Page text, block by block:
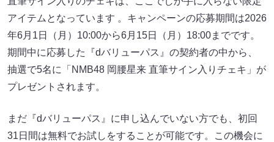
アイテムとなっています 。キャンペーンの応募期間は2026
年6月1日（月）10:00から6月15日（月）18:00までです。
期間中に応募した『dバリューパス』の契約者の中から、
抽選で5名に「NMB48 岡腰星来 直筆サイン入りチェキ」が
プレゼントされます。
まだ『dバリューパス』に申し込んでいない方でも、初回
31日間は無料でお試しをすることが可能です。この機会に